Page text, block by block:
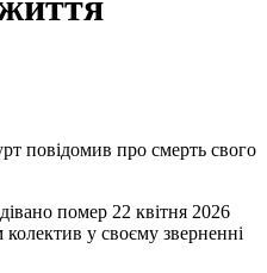
повідомив про смерть свого
помер 22 квітня 2026
колектив у своєму зверненні